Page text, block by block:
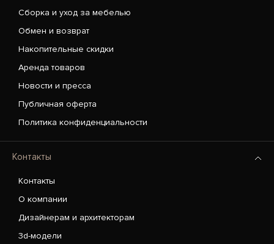
Сборка и уход за мебелью
Обмен и возврат
Накопительные скидки
Аренда товаров
Новости и пресса
Публичная оферта
Политика конфиденциальности
Контакты
Контакты
О компании
Дизайнерам и архитекторам
3d-модели